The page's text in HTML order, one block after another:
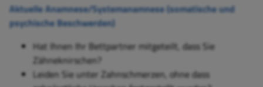
Aktuelle Anamnese/Systemanamnese (somatische und
psychische Beschwerden)
Hat Ihnen Ihr Bettpartner mitgeteilt, dass Sie
Zähneknirschen?
Leiden Sie unter Zahnschmerzen, ohne dass